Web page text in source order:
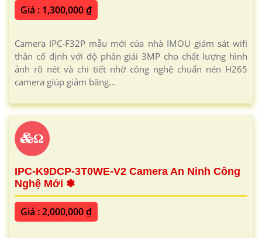
Giá : 1,300,000 ₫
Camera IPC-F32P mẫu mới của nhà IMOU giám sát wifi
thân cố định với độ phân giải 3MP cho chất lượng hình
ảnh rõ nét và chi tiết nhờ công nghệ chuẩn nén H265
camera giúp giảm băng...
Ω
IPC-K9DCP-3T0WE-V2 Camera An Ninh Công
Nghệ Mới ✽
Giá : 2,000,000 ₫